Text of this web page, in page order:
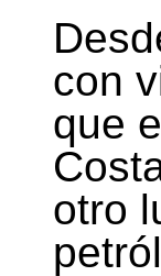
con
que
otro